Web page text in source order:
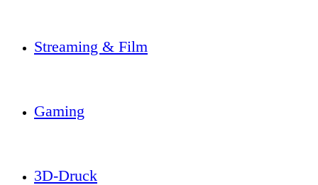
Streaming & Film
Gaming
3D-Druck